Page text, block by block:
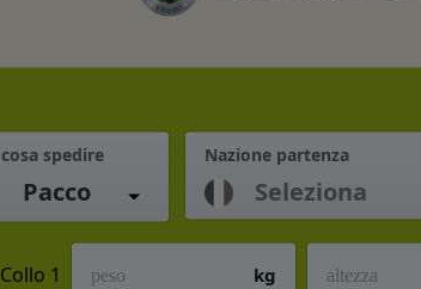
cosa spedire
Pacco
Nazione partenza
Collo 1 kg